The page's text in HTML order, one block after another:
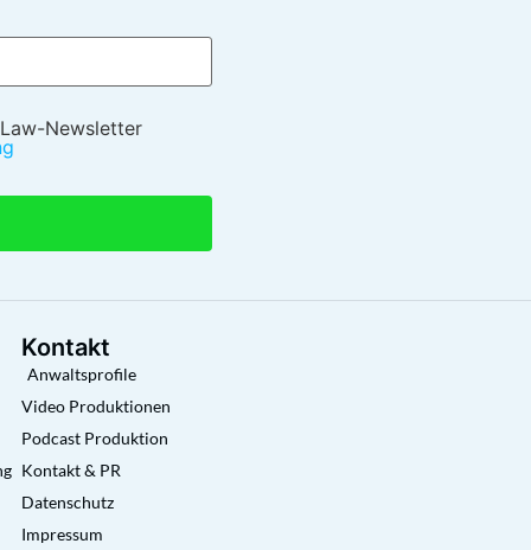
Newsletter
Kontakt
Anwaltsprofile
Video Produktionen
Podcast Produktion
Kontakt & PR
Datenschutz
Impressum